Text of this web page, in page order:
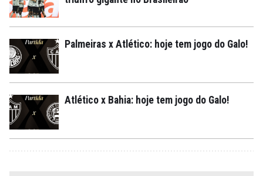
Palmeiras x Atlético: hoje tem jogo do Galo!
Atlético x Bahia: hoje tem jogo do Galo!